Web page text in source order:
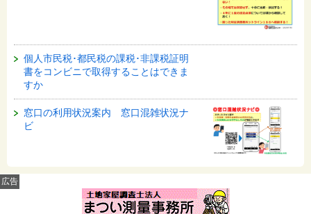
個人市民税･都民税の課税･非課税証明
書をコンビニで取得することはできま
すか
窓口の利用状況案内 窓口混雑状況ナ
ビ
広告